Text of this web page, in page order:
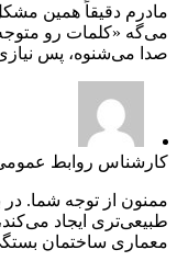
مادرم دقیقاً همین
می‌گه «کلمات رو
صدا می‌شنوه، پس نیازی
کارشناس روابط
ممنون از توجه شما. در
طبیعی‌تری ایجاد
معماری ساختمان